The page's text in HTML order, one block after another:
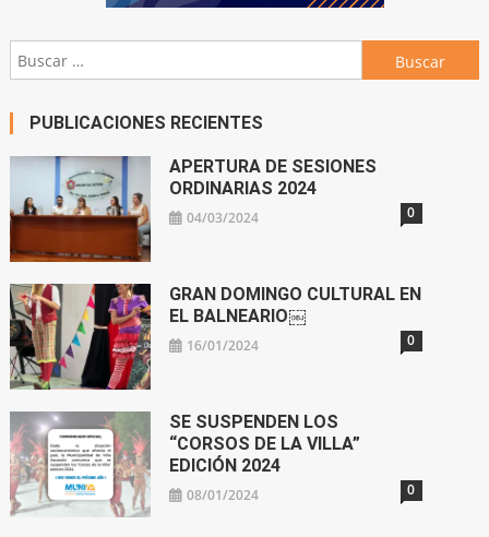
Buscar:
PUBLICACIONES RECIENTES
APERTURA DE SESIONES
ORDINARIAS 2024
04/03/2024 0
GRAN DOMINGO CULTURAL EN
EL BALNEARIO￼
16/01/2024 0
SE SUSPENDEN LOS
“CORSOS DE LA VILLA”
EDICIÓN 2024
08/01/2024 0